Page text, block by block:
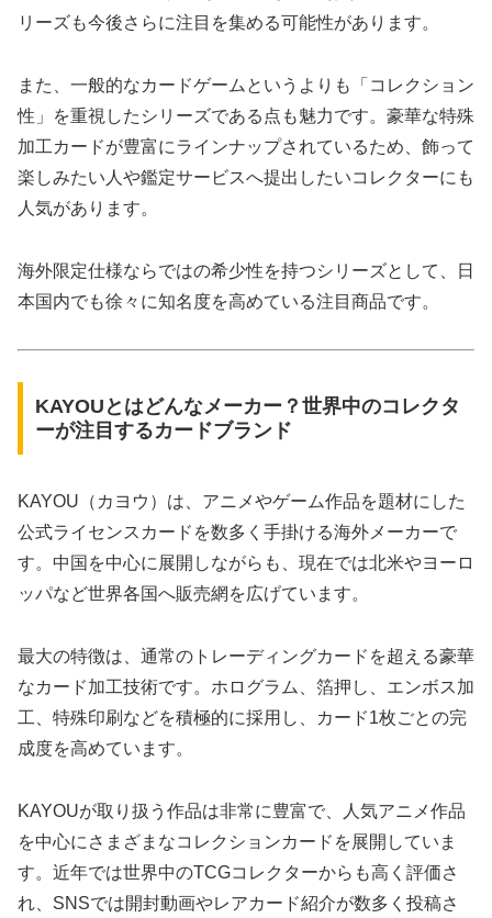
リーズも今後さらに注目を集める可能性があります。
また、一般的なカードゲームというよりも「コレクション
性」を重視したシリーズである点も魅力です。豪華な特殊
加工カードが豊富にラインナップされているため、飾って
楽しみたい人や鑑定サービスへ提出したいコレクターにも
人気があります。
海外限定仕様ならではの希少性を持つシリーズとして、日
本国内でも徐々に知名度を高めている注目商品です。
KAYOUとはどんなメーカー？世界中のコレクタ
ーが注目するカードブランド
KAYOU（カヨウ）は、アニメやゲーム作品を題材にした
公式ライセンスカードを数多く手掛ける海外メーカーで
す。中国を中心に展開しながらも、現在では北米やヨーロ
ッパなど世界各国へ販売網を広げています。
最大の特徴は、通常のトレーディングカードを超える豪華
なカード加工技術です。ホログラム、箔押し、エンボス加
工、特殊印刷などを積極的に採用し、カード1枚ごとの完
成度を高めています。
KAYOUが取り扱う作品は非常に豊富で、人気アニメ作品
を中心にさまざまなコレクションカードを展開していま
す。近年では世界中のTCGコレクターからも高く評価さ
れ、SNSでは開封動画やレアカード紹介が数多く投稿さ